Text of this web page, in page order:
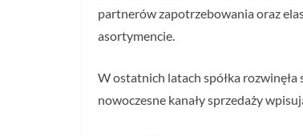
partnerów zapotrzebowania oraz
asortymencie.
W ostatnich latach spółka
nowoczesne kanały sprzedaży